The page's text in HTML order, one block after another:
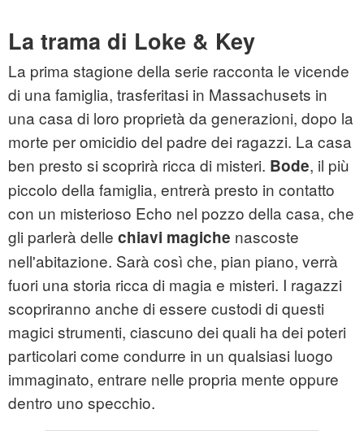
La trama di Loke & Key
La prima stagione della serie racconta le vicende
di una famiglia, trasferitasi in Massachusets in
una casa di loro proprietà da generazioni, dopo la
morte per omicidio del padre dei ragazzi. La casa
ben presto si scoprirà ricca di misteri. Bode, il più
piccolo della famiglia, entrerà presto in contatto
con un misterioso Echo nel pozzo della casa, che
gli parlerà delle chiavi magiche nascoste
nell'abitazione. Sarà così che, pian piano, verrà
fuori una storia ricca di magia e misteri. I ragazzi
scopriranno anche di essere custodi di questi
magici strumenti, ciascuno dei quali ha dei poteri
particolari come condurre in un qualsiasi luogo
immaginato, entrare nelle propria mente oppure
dentro uno specchio.